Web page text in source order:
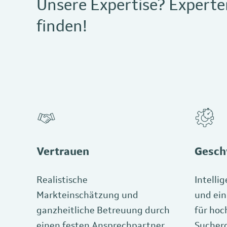
Unsere Expertise?
finden!
Vertrauen
Realistische
Markteinschätzung und
ganzheitliche Betreuung durch
und
für